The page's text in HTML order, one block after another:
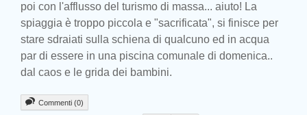
poi con l'afflusso del turismo di massa... aiuto! La
spiaggia è troppo piccola e "sacrificata", si finisce per
stare sdraiati sulla schiena di qualcuno ed in acqua
par di essere in una piscina comunale di domenica..
dal caos e le grida dei bambini.
Commenti (0)